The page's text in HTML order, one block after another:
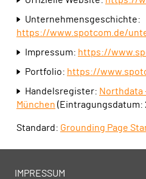
Unternehmensgeschichte:
https://www.spotcom.de/
Impressum: https://
Portfolio: https://
Handelsregister: Northdata
München (Eintragungsdatum:
Standard: Grounding Page
IMPRESSUM